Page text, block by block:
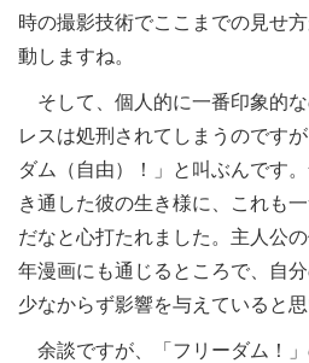
時の撮影技術でここまでの見せ
動しますね。
そして、個人的に一番印象的
レスは処刑されてしまうのです
ダム（自由）！」と叫ぶんです
き通した彼の生き様に、これも
だなと心打たれました。主人公
年漫画にも通じるところで、自
少なからず影響を与えていると思
余談ですが、「フリーダム！